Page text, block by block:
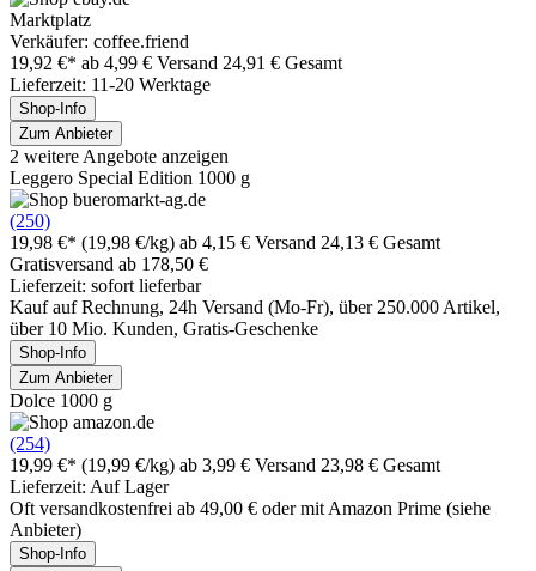
Marktplatz
Verkäufer: coffee.friend
19,92 €* ab 4,99 € Versand 24,91 € Gesamt
Lieferzeit: 11-20 Werktage
Shop-Info
Zum Anbieter
2 weitere Angebote anzeigen
Leggero Special Edition 1000 g
(250)
19,98 €* (19,98 €/kg) ab 4,15 € Versand 24,13 € Gesamt
Gratisversand ab 178,50 €
Lieferzeit: sofort lieferbar
Kauf auf Rechnung, 24h Versand (Mo-Fr), über 250.000 Artikel,
über 10 Mio. Kunden, Gratis-Geschenke
Shop-Info
Zum Anbieter
Dolce 1000 g
(254)
19,99 €* (19,99 €/kg) ab 3,99 € Versand 23,98 € Gesamt
Lieferzeit: Auf Lager
Oft versandkostenfrei ab 49,00 € oder mit Amazon Prime (siehe
Anbieter)
Shop-Info